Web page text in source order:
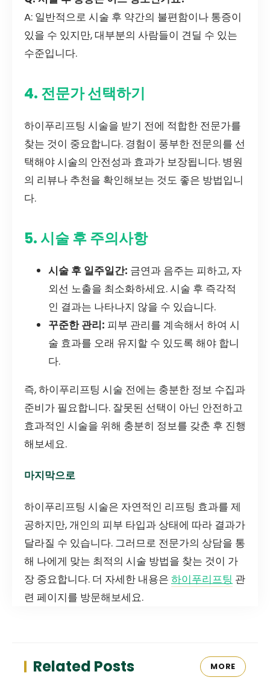
A: 일반적으로 시술 후 약간의 불편함이나 통증이
있을 수 있지만, 대부분의 사람들이 견딜 수 있는
수준입니다.
4. 전문가 선택하기
하이푸리프팅 시술을 받기 전에 적합한 전문가를
찾는 것이 중요합니다. 경험이 풍부한 전문의를 선
택해야 시술의 안전성과 효과가 보장됩니다. 병원
의 리뷰나 추천을 확인해보는 것도 좋은 방법입니
다.
5. 시술 후 주의사항
시술 후 일주일간: 금연과 음주는 피하고, 자
외선 노출을 최소화하세요. 시술 후 즉각적
인 결과는 나타나지 않을 수 있습니다.
꾸준한 관리: 피부 관리를 계속해서 하여 시
술 효과를 오래 유지할 수 있도록 해야 합니
다.
즉, 하이푸리프팅 시술 전에는 충분한 정보 수집과
준비가 필요합니다. 잘못된 선택이 아닌 안전하고
효과적인 시술을 위해 충분히 정보를 갖춘 후 진행
해보세요.
마지막으로
하이푸리프팅 시술은 자연적인 리프팅 효과를 제
공하지만, 개인의 피부 타입과 상태에 따라 결과가
달라질 수 있습니다. 그러므로 전문가의 상담을 통
해 나에게 맞는 최적의 시술 방법을 찾는 것이 가
장 중요합니다. 더 자세한 내용은 하이푸리프팅 관
련 페이지를 방문해보세요.
Related Posts MORE